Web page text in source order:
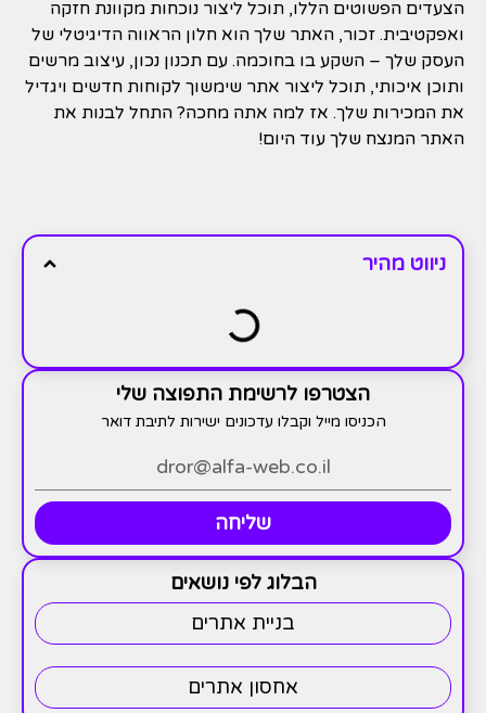
הצעדים הפשוטים הללו, תוכל ליצור נוכחות מקוונת חזקה
ואפקטיבית. זכור, האתר שלך הוא חלון הראווה הדיגיטלי של
העסק שלך – השקע בו בחוכמה. עם תכנון נכון, עיצוב מרשים
ותוכן איכותי, תוכל ליצור אתר שימשוך לקוחות חדשים ויגדיל
את המכירות שלך. אז למה אתה מחכה? התחל לבנות את
האתר המנצח שלך עוד היום!
ניווט מהיר
הצטרפו לרשימת התפוצה שלי
הכניסו מייל וקבלו עדכונים ישירות לתיבת דואר
שליחה
הבלוג לפי נושאים
בניית אתרים
אחסון אתרים